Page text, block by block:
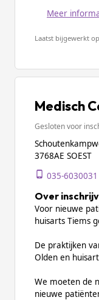
Meer
Laatst bijgewerkt
Medisch
Gesloten voor
3768AE SOEST
035-6030031
Over
Voor nieuwe
huisarts Tiems
De praktijken
Olden en
We moeten de
nieuwe